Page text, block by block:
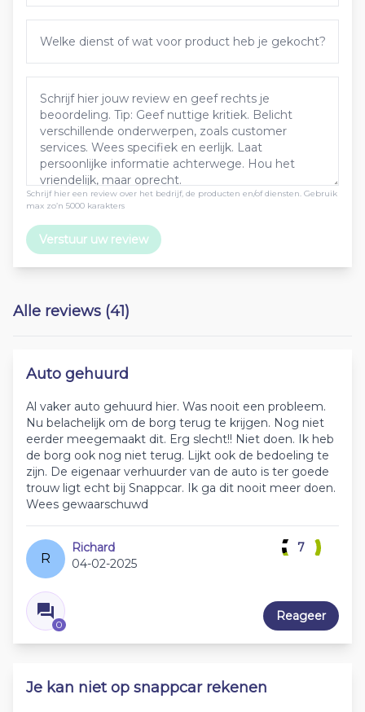
Schrijf hier een review over het bedrijf, de producten en/of diensten. Gebruik
max zo’n 5000 karakters
Verstuur uw review
Alle reviews (41)
Auto gehuurd
Al vaker auto gehuurd hier. Was nooit een probleem.
Nu belachelijk om de borg terug te krijgen. Nog niet
eerder meegemaakt dit. Erg slecht!! Niet doen. Ik heb
de borg ook nog niet terug. Lijkt ook de bedoeling te
zijn. De eigenaar verhuurder van de auto is ter goede
trouw ligt echt bij Snappcar. Ik ga dit nooit meer doen.
Wees gewaarschuwd
R
Richard
04-02-2025
0
7
Reageer
Je kan niet op snappcar rekenen